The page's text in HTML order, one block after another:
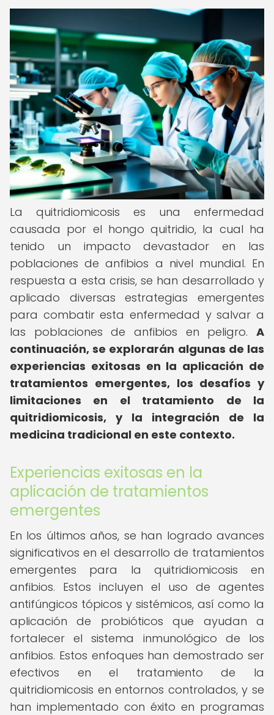
La quitridiomicosis es una enfermedad
causada por el hongo quitridio, la cual ha
tenido un impacto devastador en las
poblaciones de anfibios a nivel mundial. En
respuesta a esta crisis, se han desarrollado y
aplicado diversas estrategias emergentes
para combatir esta enfermedad y salvar a
las poblaciones de anfibios en peligro. A
continuación, se explorarán algunas de las
experiencias exitosas en la aplicación de
tratamientos emergentes, los desafíos y
limitaciones en el tratamiento de la
quitridiomicosis, y la integración de la
medicina tradicional en este contexto.
Experiencias exitosas en la
aplicación de tratamientos
emergentes
En los últimos años, se han logrado avances
significativos en el desarrollo de tratamientos
emergentes para la quitridiomicosis en
anfibios. Estos incluyen el uso de agentes
antifúngicos tópicos y sistémicos, así como la
aplicación de probióticos que ayudan a
fortalecer el sistema inmunológico de los
anfibios. Estos enfoques han demostrado ser
efectivos en el tratamiento de la
quitridiomicosis en entornos controlados, y se
han implementado con éxito en programas